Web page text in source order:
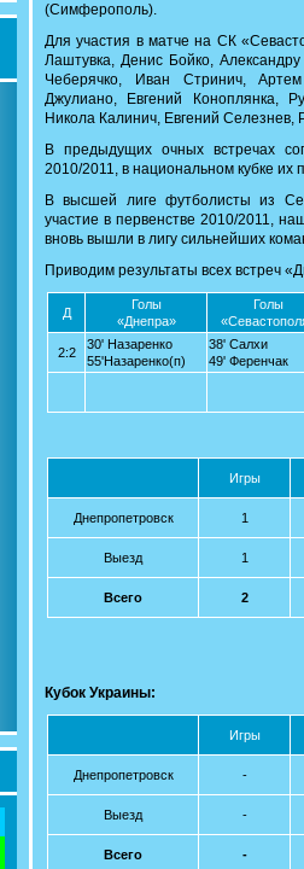
(Симферополь).
Для участия в матче на СК
Лаштувка, Денис Бойко,
Чеберячко, Иван Стринич,
Джулиано, Евгений Коноплянка,
Никола Калинич, Евгений Селезнев,
В предыдущих очных встречах
2010/2011, в национальном кубке их
В высшей лиге футболисты из
участие в первенстве 2010/2011,
вновь вышли в лигу сильнейших
Приводим результаты всех встреч
Д
Голы
«Днепра»
Голы
2:2
30' Назаренко
55'Назаренко(п)
38' Салхи
49' Ференчак
Игры
Днепропетровск 1
Выезд 1
Всего 2
Кубок Украины:
Игры
Днепропетровск -
Выезд -
Всего -